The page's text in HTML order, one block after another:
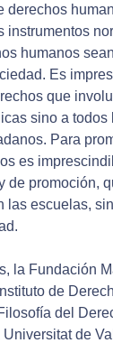
derechos
instrumentos
humanos
Es
que
sino a todos
Para
es
de promoción,
las escuelas,
la Fundación
de
del
de